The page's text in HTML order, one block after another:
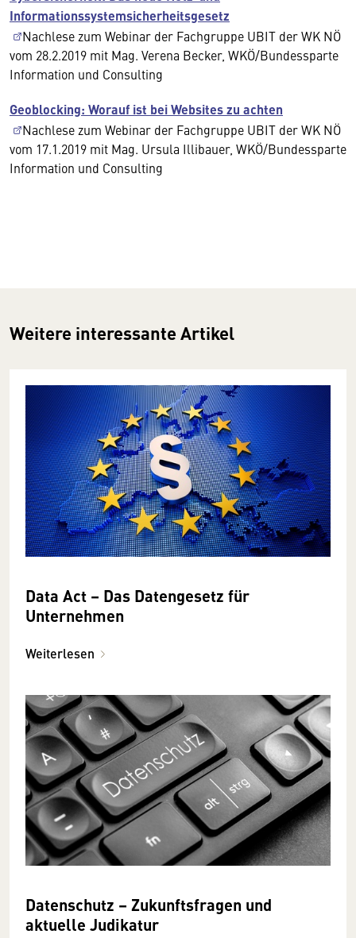
Informationssystemsicherheitsgesetz
Nachlese zum Webinar der Fachgruppe UBIT der WK NÖ
vom 28.2.2019 mit Mag. Verena Becker, WKÖ/Bundessparte
Information und Consulting
Geoblocking: Worauf ist bei Websites zu achten
Nachlese zum Webinar der Fachgruppe UBIT der WK NÖ
vom 17.1.2019 mit Mag. Ursula Illibauer, WKÖ/Bundessparte
Information und Consulting
Weitere interessante Artikel
Data Act – Das Datengesetz für
Unternehmen
Weiterlesen
Datenschutz – Zukunftsfragen und
aktuelle Judikatur